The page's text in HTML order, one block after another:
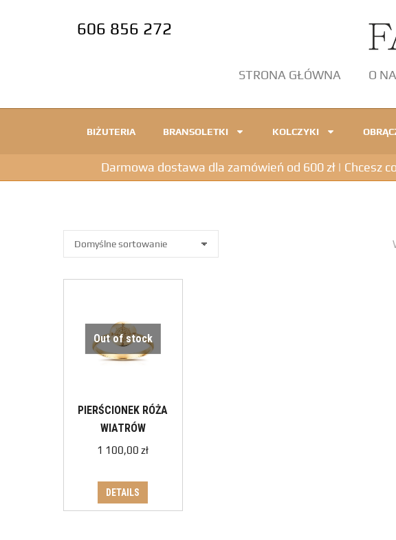
606 856 272
STRONA GŁÓWNA O
BIŻUTERIA BRANSOLETKI KOLCZYKI
Darmowa dostawa dla zamówień od 600 zł | Chcesz
Out of stock
PIERŚCIONEK RÓŻA
WIATRÓW
1 100,00zł
DETAILS